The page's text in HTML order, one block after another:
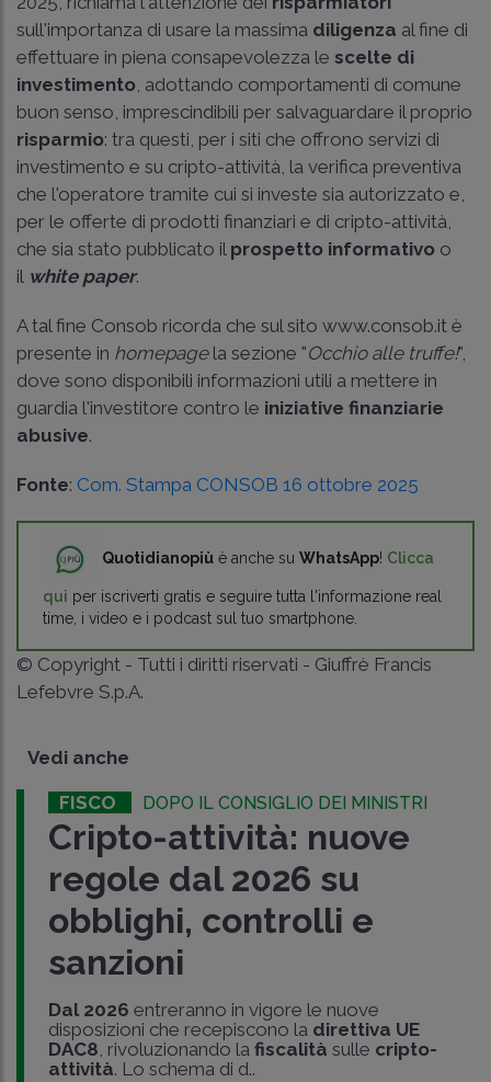
sull'importanza di usare la massima diligenza al fine di
effettuare in piena consapevolezza le scelte di
investimento, adottando comportamenti di comune
buon senso, imprescindibili per salvaguardare il proprio
risparmio: tra questi, per i siti che offrono servizi di
investimento e su cripto-attività, la verifica preventiva
che l'operatore tramite cui si investe sia autorizzato e,
per le offerte di prodotti finanziari e di cripto-attività,
che sia stato pubblicato il prospetto informativo o
il white paper.
A tal fine Consob ricorda che sul sito www.consob.it è
presente in homepagela sezione "Occhio alle truffe!",
dove sono disponibili informazioni utili a mettere in
guardia l'investitore contro le iniziative finanziarie
abusive.
Fonte: Com. Stampa CONSOB 16 ottobre 2025
Quotidianopiù è anche su WhatsApp! Clicca
qui per iscriverti gratis e seguire tutta l'informazione real
time, i video e i podcast sul tuo smartphone.
© Copyright - Tutti i diritti riservati - Giuffrè Francis
Lefebvre S.p.A.
Vedi anche
FISCO DOPO IL CONSIGLIO DEI MINISTRI
Cripto-attività: nuove
regole dal 2026 su
obblighi, controlli e
sanzioni
Dal 2026 entreranno in vigore le nuove
disposizioni che recepiscono la direttiva UE
DAC8, rivoluzionando la fiscalità sulle cripto-
attività. Lo schema di d..